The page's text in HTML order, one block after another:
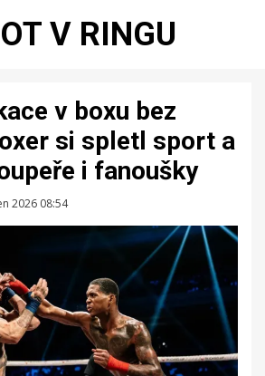
V RINGU
v boxu bez
si spletl sport a
i fanoušky
2026 08:54